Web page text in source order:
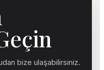
bize ulaşabilirsiniz.